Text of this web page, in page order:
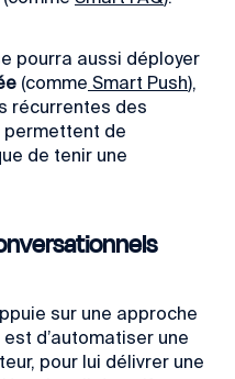
pourra aussi déployer
(comme Smart Push),
récurrentes des
permettent de
de tenir une
sur une approche
d’automatiser une
pour lui délivrer une